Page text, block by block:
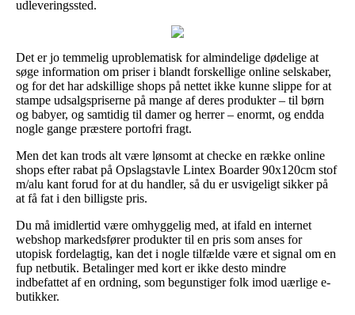
udleveringssted.
Det er jo temmelig uproblematisk for almindelige dødelige at
søge information om priser i blandt forskellige online selskaber,
og for det har adskillige shops på nettet ikke kunne slippe for at
stampe udsalgspriserne på mange af deres produkter – til børn
og babyer, og samtidig til damer og herrer – enormt, og endda
nogle gange præstere portofri fragt.
Men det kan trods alt være lønsomt at checke en række online
shops efter rabat på Opslagstavle Lintex Boarder 90x120cm stof
m/alu kant forud for at du handler, så du er usvigeligt sikker på
at få fat i den billigste pris.
Du må imidlertid være omhyggelig med, at ifald en internet
webshop markedsfører produkter til en pris som anses for
utopisk fordelagtig, kan det i nogle tilfælde være et signal om en
fup netbutik. Betalinger med kort er ikke desto mindre
indbefattet af en ordning, som begunstiger folk imod uærlige e-
butikker.